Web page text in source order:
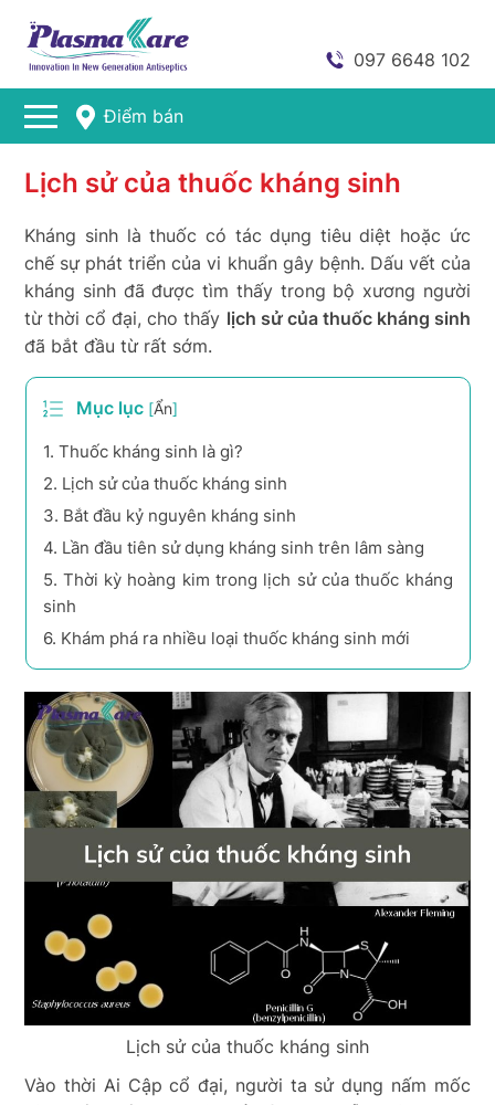
097 6648 102
Điểm bán
Lịch sử của thuốc kháng sinh
Kháng sinh là thuốc có tác dụng tiêu diệt hoặc ức
chế sự phát triển của vi khuẩn gây bệnh. Dấu vết của
kháng sinh đã được tìm thấy trong bộ xương người
từ thời cổ đại, cho thấy lịch sử của thuốc kháng sinh
đã bắt đầu từ rất sớm.
Mục lục [Ẩn]
1. Thuốc kháng sinh là gì?
2. Lịch sử của thuốc kháng sinh
3. Bắt đầu kỷ nguyên kháng sinh
4. Lần đầu tiên sử dụng kháng sinh trên lâm sàng
5. Thời kỳ hoàng kim trong lịch sử của thuốc kháng
sinh
6. Khám phá ra nhiều loại thuốc kháng sinh mới
Lịch sử của thuốc kháng sinh
Vào thời Ai Cập cổ đại, người ta sử dụng nấm mốc